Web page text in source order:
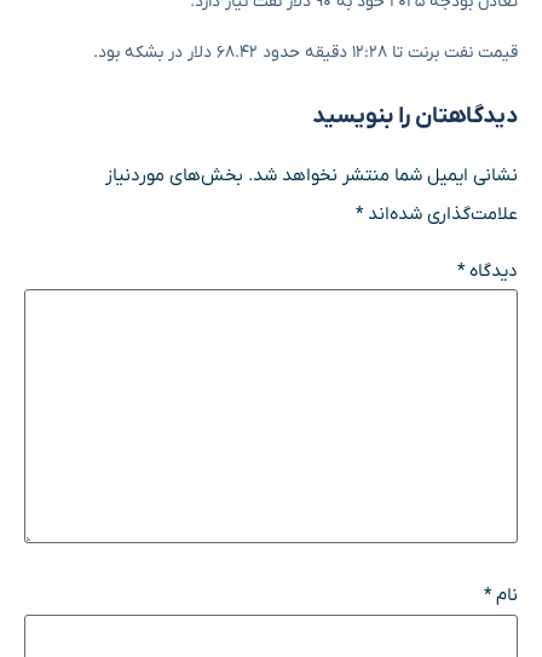
قیمت نفت برنت تا ۱۲:۲۸ دقیقه حدود ۶۸.۴۲ دلار در بشکه بود.
دیدگاهتان را بنویسید
نشانی ایمیل شما منتشر نخواهد شد. بخش‌های موردنیاز
علامت‌گذاری شده‌اند*
دیدگاه*
نام*